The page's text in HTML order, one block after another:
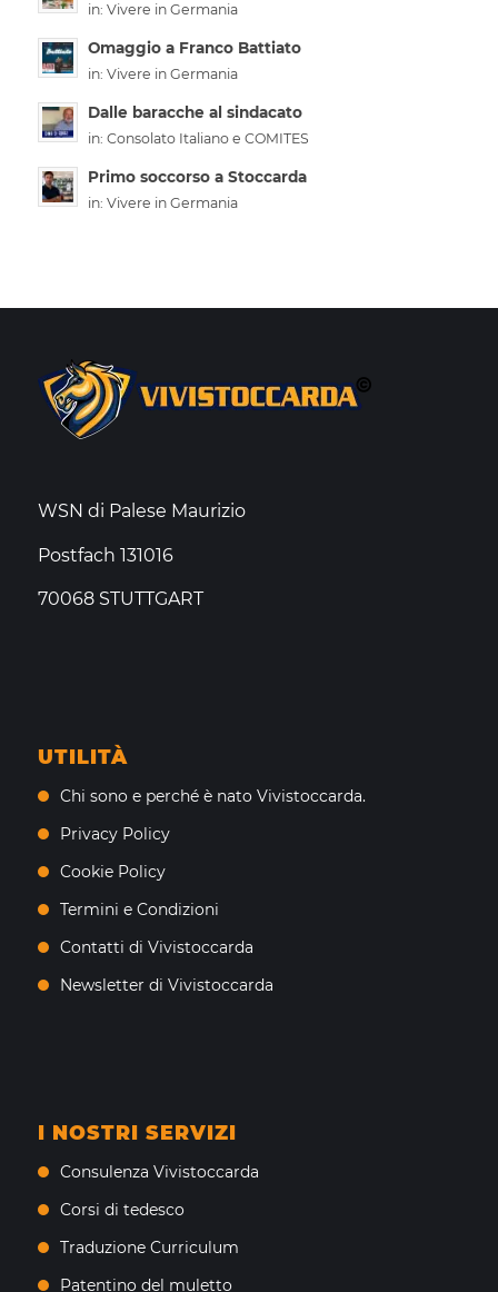
in: Vivere in Germania
Omaggio a Franco Battiato
in: Vivere in Germania
Dalle baracche al sindacato
in: Consolato Italiano e COMITES
Primo soccorso a Stoccarda
in: Vivere in Germania
WSN di Palese Maurizio
Postfach 131016
70068 STUTTGART
UTILITÀ
Chi sono e perché è nato Vivistoccarda.
Privacy Policy
Cookie Policy
Termini e Condizioni
Contatti di Vivistoccarda
Newsletter di Vivistoccarda
I NOSTRI SERVIZI
Consulenza Vivistoccarda
Corsi di tedesco
Traduzione Curriculum
Patentino del muletto